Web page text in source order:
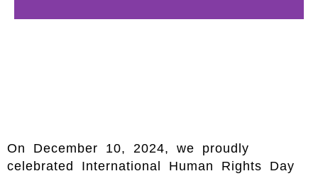
On December 10, 2024, we proudly
celebrated International Human Rights Day